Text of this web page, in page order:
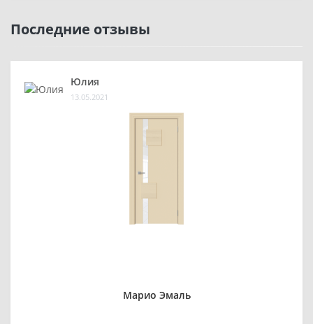
Последние отзывы
Юлия
13.05.2021
Марио Эмаль